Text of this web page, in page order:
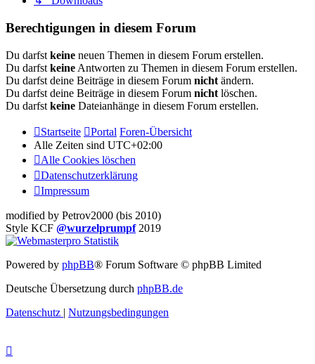
Berechtigungen in diesem Forum
Du darfst keine neuen Themen in diesem Forum erstellen.
Du darfst keine Antworten zu Themen in diesem Forum erstellen.
Du darfst deine Beiträge in diesem Forum nicht ändern.
Du darfst deine Beiträge in diesem Forum nicht löschen.
Du darfst keine Dateianhänge in diesem Forum erstellen.
Startseite Portal Foren-Übersicht
Alle Zeiten sind UTC+02:00
Alle Cookies löschen
Datenschutzerklärung
Impressum
modified by Petrov2000 (bis 2010)
Style KCF @wurzelprumpf2019
Powered by phpBB® Forum Software © phpBB Limited
Deutsche Übersetzung durch phpBB.de
Datenschutz | Nutzungsbedingungen